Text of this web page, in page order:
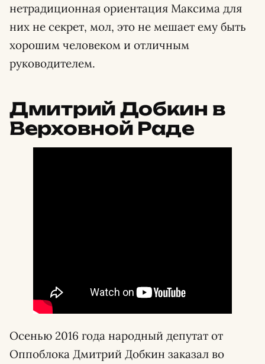
нетрадиционная ориентация Максима для
них не секрет, мол, это не мешает ему быть
хорошим человеком и отличным
руководителем.
Дмитрий Добкин в
Верховной Раде
Осенью 2016 года народный депутат от
Оппоблока Дмитрий Добкин заказал во